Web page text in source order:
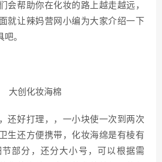
会帮助你在化妆的路上越走越远，
就让辣妈营网小编为大家介绍一下
。
还好打理，，一小块使一次到两次
生还方便携带，化妆海绵是有棱有
部分，还分大小号，可以根据需